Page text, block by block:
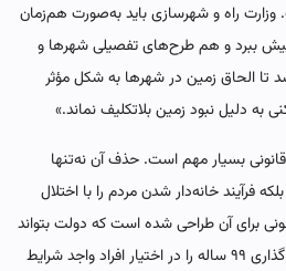
آن نیست. وزارت راه و شهرسازی باید به‌صورت هم‌زمان
ببرد و هم طرح‌های تفصیلی شهرها و
تا الحاق زمین در شهرها به شکل مؤثر
دلیل نبود زمین بلاتکلیف نماند.»
«ماده ۵۰ یک ابزار قانونی بسیار مهم است. حذف آن نه‌تنها
فرآیند خانه‌دار شدن مردم را با اختلال
برای آن طراحی شده است که دولت بتواند
در سراسر کشور زمین رایگان یا واگذاری ۹۹ ساله را در اختیار افراد واجد شرایط